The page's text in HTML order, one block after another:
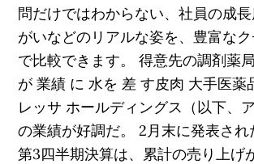
問だけではわからない、社員の成
がいなどのリアルな姿を、豊富な
で比較できます。 得意先の調剤薬
が 業績 に 水を 差 す皮肉 大手医薬
レッサ ホールディングス（以下、
の業績が好調だ。 2月末に発表され
第3四半期決算は、累計の売り上げ